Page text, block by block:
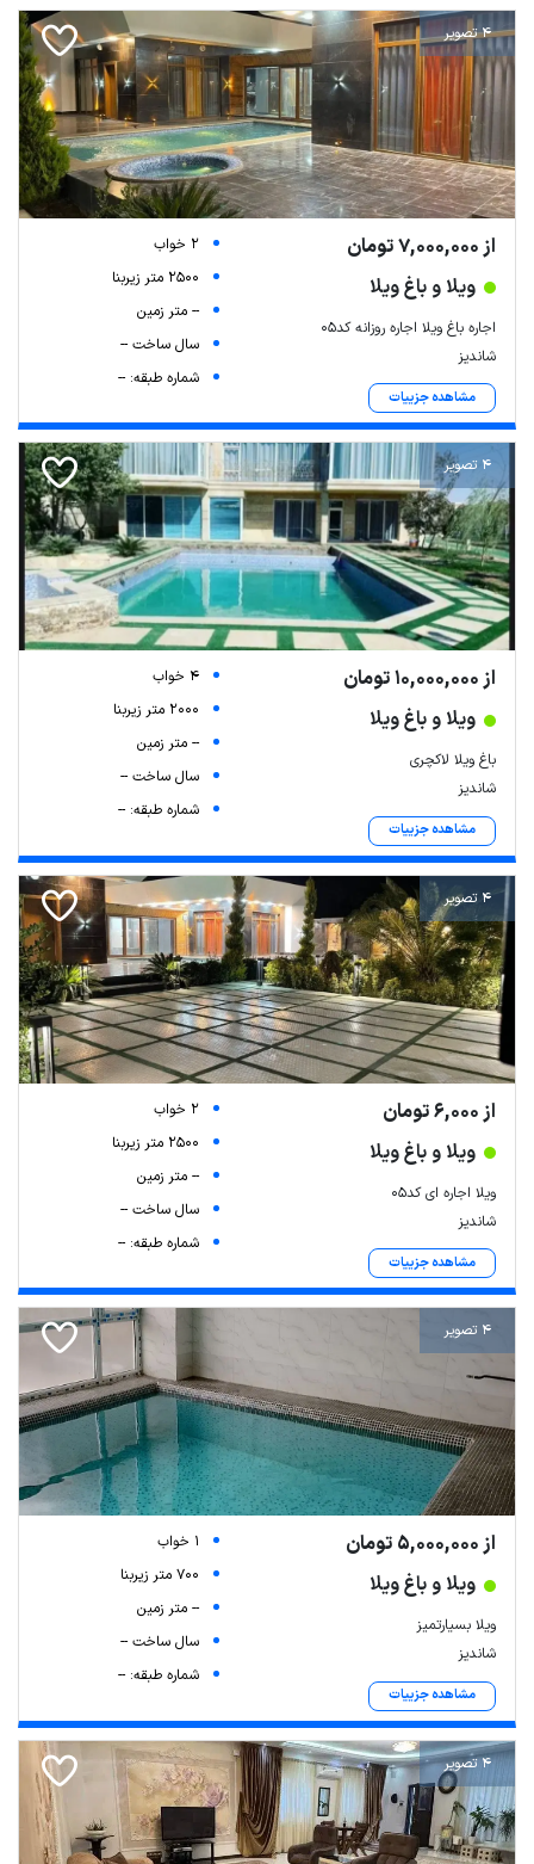
4 تصویر
از 7,000,000 تومان
ویلا و باغ ویلا
اجاره باغ ویلا اجاره روزانه کد۰۵
شاندیز
مشاهده جزییات
2 خواب
2500 متر زیربنا
-- متر زمین
سال ساخت --
شماره طبقه: --
4 تصویر
از 10,000,000 تومان
ویلا و باغ ویلا
باغ ویلا لاکچری
شاندیز
مشاهده جزییات
4 خواب
2000 متر زیربنا
-- متر زمین
سال ساخت --
شماره طبقه: --
4 تصویر
از 6,000 تومان
ویلا و باغ ویلا
ویلا اجاره ای کد۰۵
شاندیز
مشاهده جزییات
2 خواب
2500 متر زیربنا
-- متر زمین
سال ساخت --
شماره طبقه: --
4 تصویر
از 5,000,000 تومان
ویلا و باغ ویلا
ویلا بسیارتمیز
شاندیز
مشاهده جزییات
1 خواب
700 متر زیربنا
-- متر زمین
سال ساخت --
شماره طبقه: --
4 تصویر